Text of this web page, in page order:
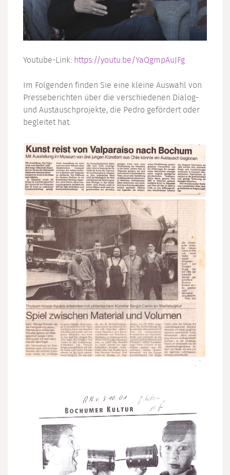
Youtube-Link: https://youtu.be/YaQgmpAuJFg
Im Folgenden finden Sie eine kleine Auswahl von
Presseberichten über die verschiedenen Dialog-
und Austauschprojekte, die Pedro gefördert oder
begleitet hat.